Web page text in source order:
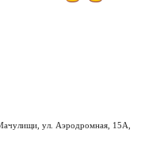
ул. Аэродромная, 15А,